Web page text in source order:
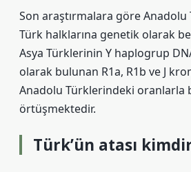
Son araştırmalara göre Anadolu
Türk halklarına genetik olarak
Asya Türklerinin Y haplogrup
olarak bulunan R1a, R1b ve J
Anadolu Türklerindeki oranlarla
örtüşmektedir.
Türk’ün atası